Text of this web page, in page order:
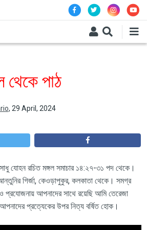
থেকে পাঠ
, 29 April, 2024
যোহন রচিত মঙ্গল সমাচার ১৪:২৭-৩১ পদ থেকে।
গির্জা, কেওড়াপুকুর, কলকাতা থেকে। সমগ্র
ও প্রযোজনায় আপনাদের সাথে রয়েছি আমি তেরেজা
প্রত্যেকের উপর নিত্য বর্ষিত হোক।